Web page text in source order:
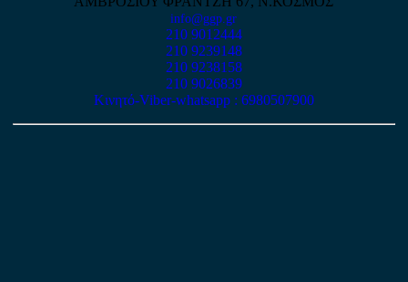
info@ggp.gr
210 9012444
210 9239148
210 9238158
210 9026839
Κινητό-Viber-whatsapp : 6980507900